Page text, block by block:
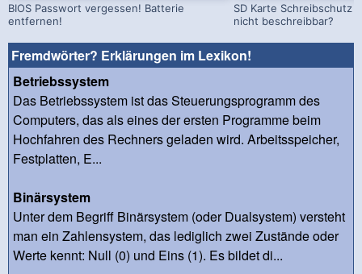
BIOS Passwort vergessen! Batterie
entfernen!
SD Karte Schreibschutz
nicht beschreibbar?
Fremdwörter? Erklärungen im Lexikon!
Betriebssystem
Das Betriebssystem ist das Steuerungsprogramm des
Computers, das als eines der ersten Programme beim
Hochfahren des Rechners geladen wird. Arbeitsspeicher,
Festplatten, E...
Binärsystem
Unter dem Begriff Binärsystem (oder Dualsystem) versteht
man ein Zahlensystem, das lediglich zwei Zustände oder
Werte kennt: Null (0) und Eins (1). Es bildet di...